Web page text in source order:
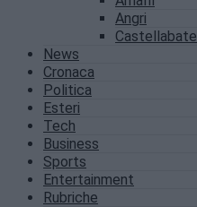
Angri
Castellabate
News
Cronaca
Politica
Esteri
Tech
Business
Sports
Entertainment
Rubriche